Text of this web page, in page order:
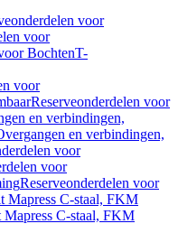
voor
voor
BochtenT-
voor
Reserveonderdelen voor
en verbindingen,
en verbindingen,
voor
voor
Reserveonderdelen voor
Mapress C-staal, FKM
Mapress C-staal, FKM